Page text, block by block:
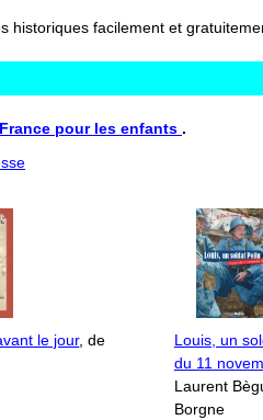
historiques facilement et
pour les enfants .
le jour, de
Louis, un
du 11
Laurent
Borgne